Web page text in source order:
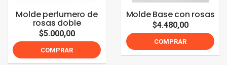
Molde perfumero de
rosas doble
$5.000,00
COMPRAR
Molde Base con rosas
$4.480,00
COMPRAR